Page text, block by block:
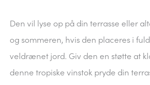
Den vil lyse op på din terrasse eller
og sommeren, hvis den placeres i
veldrænet jord. Giv den en støtte at
denne tropiske vinstok pryde din